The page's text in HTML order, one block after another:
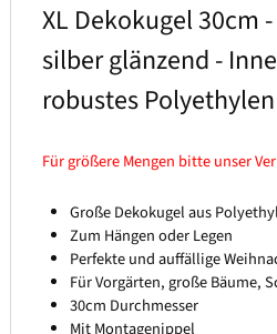
XL Dekokugel 30cm
silber glänzend -
robustes Polyethylen
Für größere Mengen bitte unser
Große Dekokugel aus
Zum Hängen oder Legen
Perfekte und auffällige
Für Vorgärten, große Bäume,
30cm Durchmesser